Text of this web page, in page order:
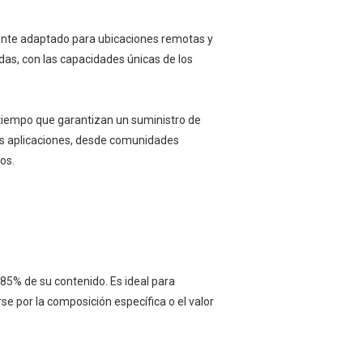
adaptado para ubicaciones remotas y
con las capacidades únicas de los
que garantizan un suministro de
aplicaciones, desde comunidades
de su contenido. Es ideal para
por la composición específica o el valor